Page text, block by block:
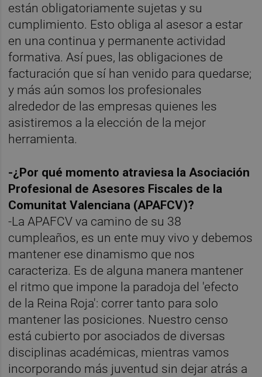
están obligatoriamente sujetas y su
cumplimiento. Esto obliga al asesor a estar
en una continua y permanente actividad
formativa. Así pues, las obligaciones de
facturación que sí han venido para quedarse;
y más aún somos los profesionales
alrededor de las empresas quienes les
asistiremos a la elección de la mejor
herramienta.
-¿Por qué momento atraviesa la Asociación
Profesional de Asesores Fiscales de la
Comunitat Valenciana (APAFCV)?
-La APAFCV va camino de su 38
cumpleaños, es un ente muy vivo y debemos
mantener ese dinamismo que nos
caracteriza. Es de alguna manera mantener
el ritmo que impone la paradoja del 'efecto
de la Reina Roja': correr tanto para solo
mantener las posiciones. Nuestro censo
está cubierto por asociados de diversas
disciplinas académicas, mientras vamos
incorporando más juventud sin dejar atrás a